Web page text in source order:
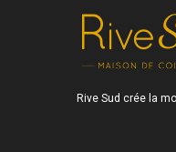
Rive Sud crée la